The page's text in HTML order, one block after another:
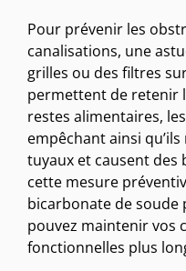
Pour prévenir les
canalisations, une
grilles ou des filtres
permettent de retenir
restes alimentaires,
empêchant ainsi
tuyaux et causent des
cette mesure
bicarbonate de soude
pouvez maintenir vos
fonctionnelles plus